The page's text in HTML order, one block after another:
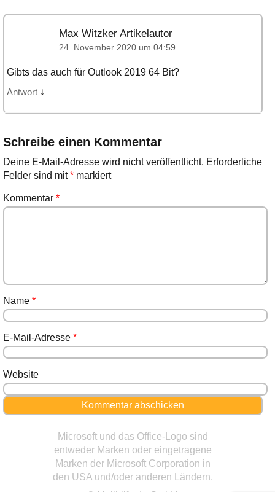
Max Witzker Artikelautor
24. November 2020 um 04:59
Gibts das auch für Outlook 2019 64 Bit?
Antwort ↓
Schreibe einen Kommentar
Deine E-Mail-Adresse wird nicht veröffentlicht. Erforderliche
Felder sind mit*markiert
Kommentar *
Name *
E-Mail-Adresse *
Website
Microsoft und das Office-Logo sind
entweder Marken oder eingetragene
Marken der Microsoft Corporation in
den USA und/oder anderen Ländern.